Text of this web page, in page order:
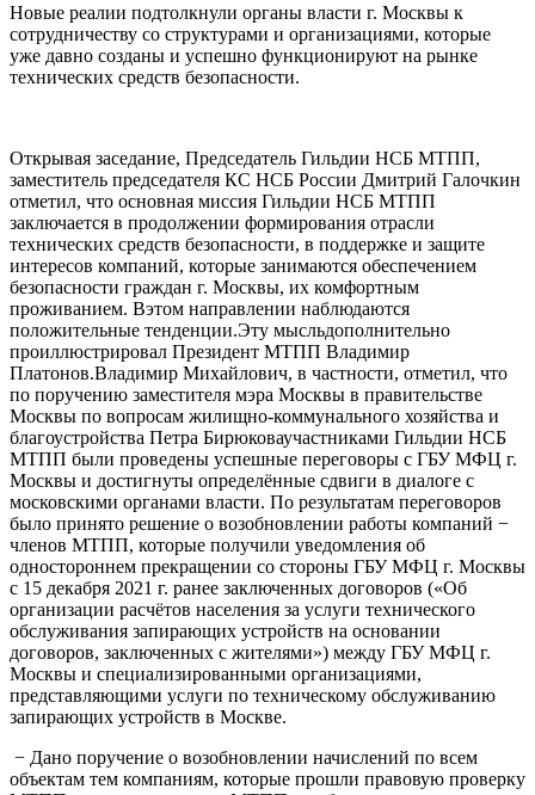
Новые реалии подтолкнули органы власти г. Москвы к
сотрудничеству со структурами и организациями, которые
уже давно созданы и успешно функционируют на рынке
технических средств безопасности.
Открывая заседание, Председатель Гильдии НСБ МТПП,
заместитель председателя КС НСБ России Дмитрий Галочкин
отметил, что основная миссия Гильдии НСБ МТПП
заключается в продолжении формирования отрасли
технических средств безопасности, в поддержке и защите
интересов компаний, которые занимаются обеспечением
безопасности граждан г. Москвы, их комфортным
проживанием. Вэтом направлении наблюдаются
положительные тенденции.Эту мысльдополнительно
проиллюстрировал Президент МТПП Владимир
Платонов.Владимир Михайлович, в частности, отметил, что
по поручению заместителя мэра Москвы в правительстве
Москвы по вопросам жилищно-коммунального хозяйства и
благоустройства Петра Бирюковаучастниками Гильдии НСБ
МТПП были проведены успешные переговоры с ГБУ МФЦ г.
Москвы и достигнуты определённые сдвиги в диалоге с
московскими органами власти. По результатам переговоров
было принято решение о возобновлении работы компаний −
членов МТПП, которые получили уведомления об
одностороннем прекращении со стороны ГБУ МФЦ г. Москвы
с 15 декабря 2021 г. ранее заключенных договоров («Об
организации расчётов населения за услуги технического
обслуживания запирающих устройств на основании
договоров, заключенных с жителями») между ГБУ МФЦ г.
Москвы и специализированными организациями,
представляющими услуги по техническому обслуживанию
запирающих устройств в Москве.
− Дано поручение о возобновлении начислений по всем
объектам тем компаниям, которые прошли правовую проверку